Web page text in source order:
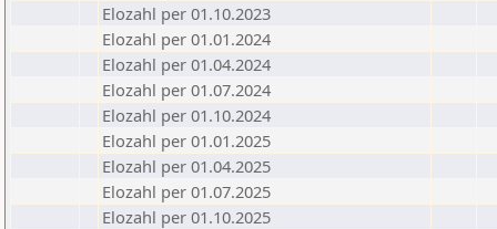
Elozahl per 01.10.2023
Elozahl per 01.01.2024
Elozahl per 01.04.2024
Elozahl per 01.07.2024
Elozahl per 01.10.2024
Elozahl per 01.01.2025
Elozahl per 01.04.2025
Elozahl per 01.07.2025
Elozahl per 01.10.2025